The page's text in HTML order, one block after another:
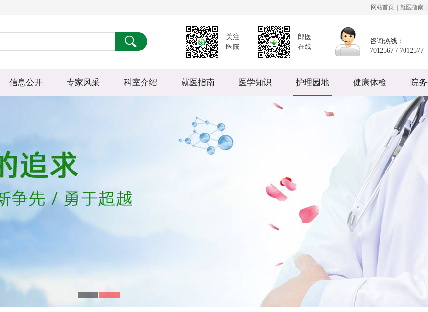
网站首页 就医指南
关注
医院
郎医
在线
咨询热线：
7012567 / 7012577
信息公开 专家风采 科室介绍 就医指南 医学知识 护理园地 健康体检 院